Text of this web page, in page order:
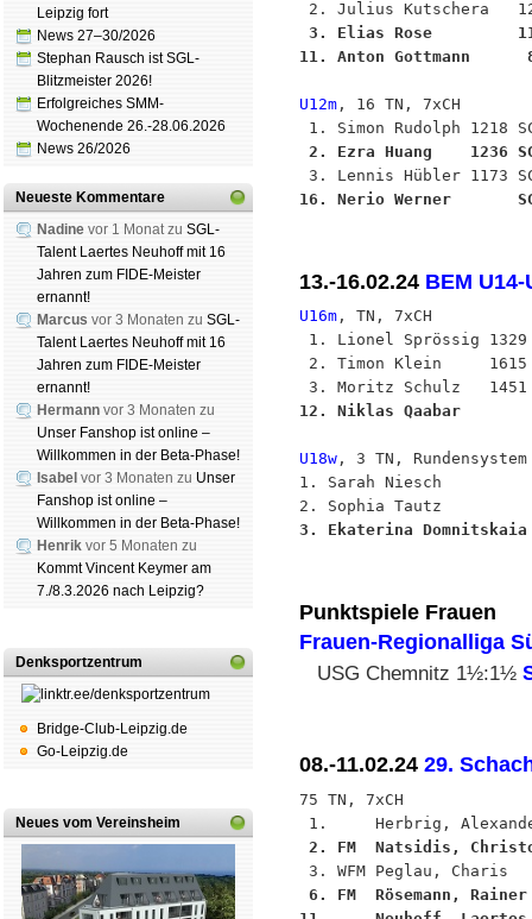
Leipzig fort
News 27–30/2026
Stephan Rausch ist SGL-
Blitzmeister 2026!
Erfolgreiches SMM-
Wochenende 26.-28.06.2026
News 26/2026
Neueste Kommentare
Nadine vor 1 Monat zu SGL-
Talent Laertes Neuhoff mit 16
Jahren zum FIDE-Meister
ernannt!
Marcus vor 3 Monaten zu SGL-
Talent Laertes Neuhoff mit 16
Jahren zum FIDE-Meister
ernannt!
Hermann vor 3 Monaten zu
Unser Fanshop ist online –
Willkommen in der Beta-Phase!
Isabel vor 3 Monaten zu Unser
Fanshop ist online –
Willkommen in der Beta-Phase!
Henrik vor 5 Monaten zu
Kommt Vincent Keymer am
7./8.3.2026 nach Leipzig?
Denksportzentrum
Bridge-Club-Leipzig.de
Go-Leipzig.de
Neues vom Vereinsheim
3. Elias Rose
11. Anton Gottmann
U12m , 16 TN, 7xCH
2. Ezra Huang    1236
16. Nerio Werner
13.-16.02.24 BEM
U16m , TN, 7xCH
1. Lionel Sprössig
2. Timon Klein     1615
12. Niklas Qaabar
U18w , 3 TN, Rundensystem
1. Sarah Niesch
3. Ekaterina
Punktspiele Frauen
Frauen-Regionalliga
USG Chemnitz 1½:1½
08.-11.02.24 29.
75 TN, 7xCH
2. FM  Natsidis,
6. FM  Rösemann,